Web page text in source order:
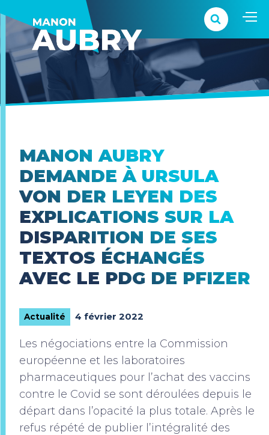
MANON AUBRY
DEMANDE À URSULA
VON DER LEYEN DES
EXPLICATIONS SUR LA
DISPARITION DE SES
TEXTOS ÉCHANGÉS
AVEC LE PDG DE PFIZER
Actualité 4 février 2022
Les négociations entre la Commission
européenne et les laboratoires
pharmaceutiques pour l’achat des vaccins
contre le Covid se sont déroulées depuis le
départ dans l’opacité la plus totale. Après le
refus répété de publier l’intégralité des